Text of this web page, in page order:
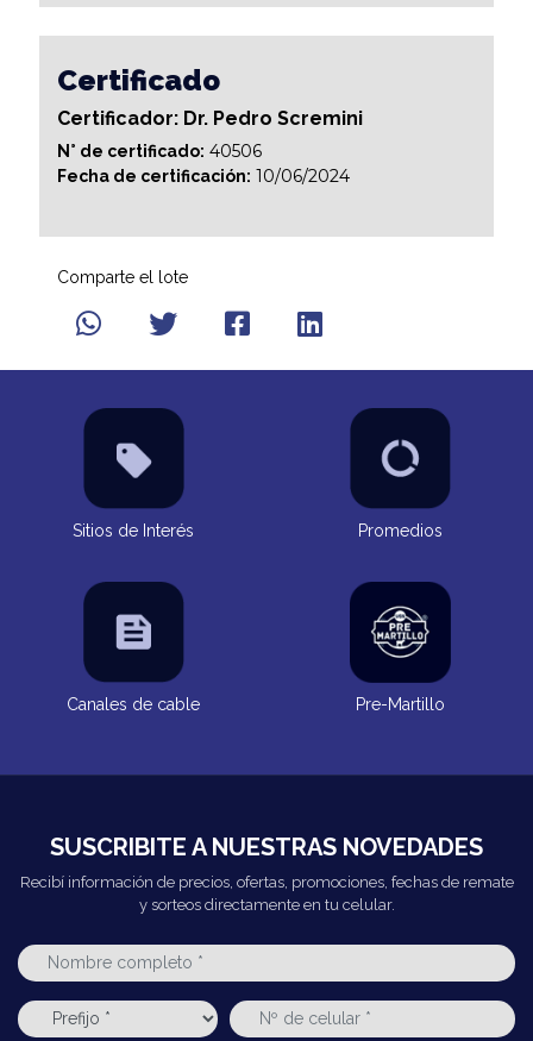
Certificado
Certificador: Dr. Pedro Scremini
N° de certificado: 40506
Fecha de certificación: 10/06/2024
Comparte el lote
Sitios de Interés Promedios
Canales de cable Pre-Martillo
SUSCRIBITE A NUESTRAS NOVEDADES
Recibí información de precios, ofertas, promociones, fechas de remate
y sorteos directamente en tu celular.